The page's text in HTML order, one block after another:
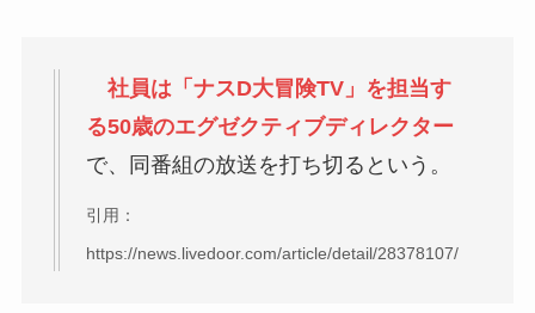
社員は「ナスD大冒険TV」を担当す
る50歳のエグゼクティブディレクター
で、同番組の放送を打ち切るという。
引用：
https://news.livedoor.com/article/detail/28378107/